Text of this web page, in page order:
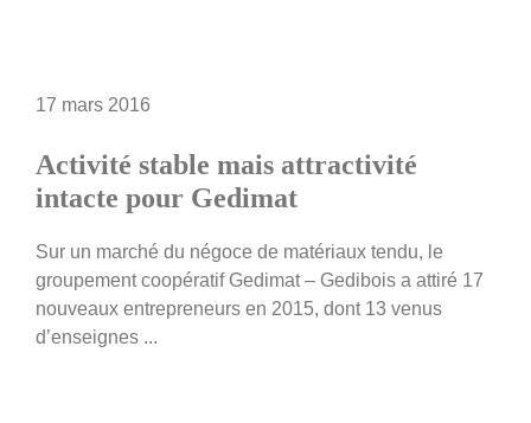
17 mars 2016
Activité stable mais attractivité
intacte pour Gedimat
Sur un marché du négoce de matériaux tendu, le
groupement coopératif Gedimat – Gedibois a attiré 17
nouveaux entrepreneurs en 2015, dont 13 venus
d’enseignes ...